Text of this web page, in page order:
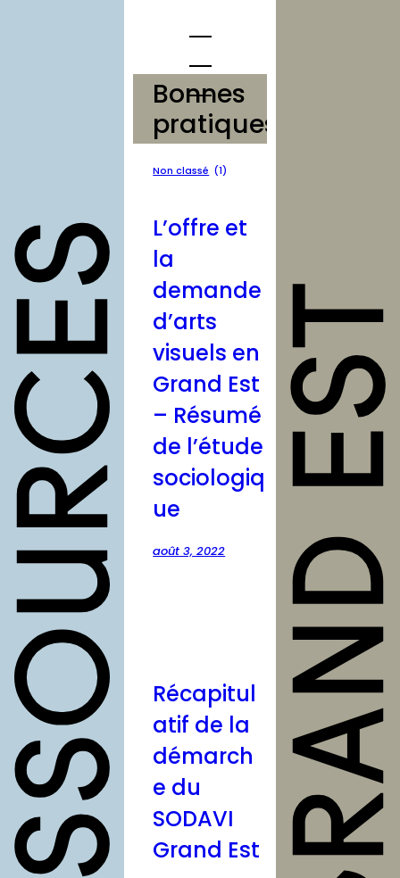
contenu
opportunités
Appels à
Offres
d’emploi
et stage
Formations
Soutiens
Mutualisation
outils
Fiches
pratiques
Modèles
Guides
Forum
agenda
annuaires
structures
autres
Bonnes
pratiques
Non classé (1)
L’offre et
la
demande
d’arts
visuels en
Grand Est
– Résumé
de l’étude
sociologiq
ue
août 3, 2022
Récapitul
atif de la
démarch
e du
SODAVI
Grand Est